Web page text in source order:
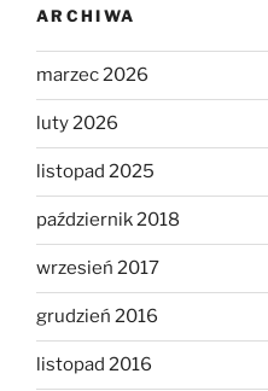
ARCHIWA
marzec 2026
luty 2026
listopad 2025
październik 2018
wrzesień 2017
grudzień 2016
listopad 2016